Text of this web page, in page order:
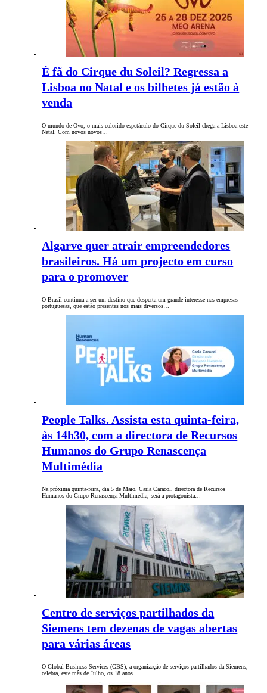
É fã do Cirque du Soleil? Regressa a
Lisboa no Natal e os bilhetes já estão à
venda
O mundo de Ovo, o mais colorido espetáculo do Cirque du Soleil chega a Lisboa este
Natal. Com novos novos…
Algarve quer atrair empreendedores
brasileiros. Há um projecto em curso
para o promover
O Brasil continua a ser um destino que desperta um grande interesse nas empresas
portuguesas, que estão presentes nos mais diversos…
People Talks. Assista esta quinta-feira,
às 14h30, com a directora de Recursos
Humanos do Grupo Renascença
Multimédia
Na próxima quinta-feira, dia 5 de Maio, Carla Caracol, directora de Recursos
Humanos do Grupo Renascença Multimédia, será a protagonista…
Centro de serviços partilhados da
Siemens tem dezenas de vagas abertas
para várias áreas
O Global Business Services (GBS), a organização de serviços partilhados da Siemens,
celebra, este mês de Julho, os 18 anos…